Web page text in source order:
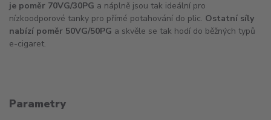
je poměr 70VG/30PG a náplně jsou tak ideální pro
nízkoodporové tanky pro přímé potahování do plic. Ostatní síly
nabízí poměr 50VG/50PG a skvěle se tak hodí do běžných typů
e-cigaret.
Parametry